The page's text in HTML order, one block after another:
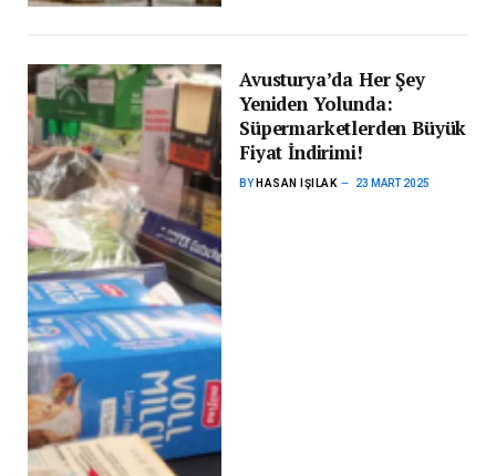
Avusturya’da Her Şey
Yeniden Yolunda:
Süpermarketlerden Büyük
Fiyat İndirimi!
BY HASAN IŞILAK 23 MART 2025